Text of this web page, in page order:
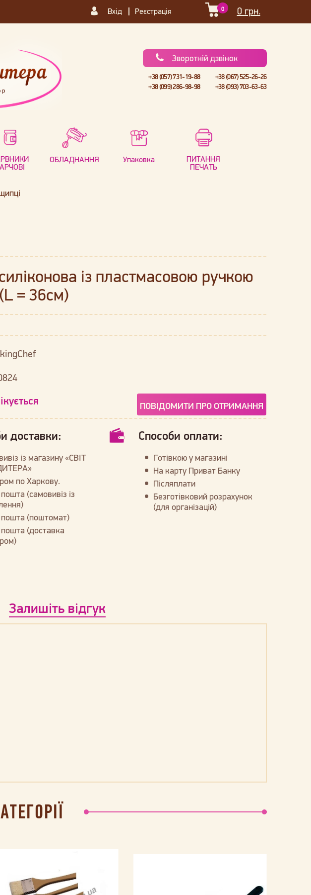
Вхід Реєстрація 0 грн.
0
Зворотній дзвінок
+38 (057) 731-19-88
+38 (067) 525-26-26
+38 (099) 286-98-98
+38 (093) 703-63-63
ОБЛАДНАННЯ Упаковка
ПИТАННЯ
ПЕЧАТЬ
із пластмасовою ручкою
= 36см)
ПОВІДОМИТИ ПРО ОТРИМАННЯ
доставки:
із магазину «СВІТ
по Харкову.
(самовивіз із
(поштомат)
(доставка
Способи оплати:
Готівкою у магазині
На карту Приват Банку
Післяплати
Безготівковий розрахунок
(для організацій)
Залишіть відгук